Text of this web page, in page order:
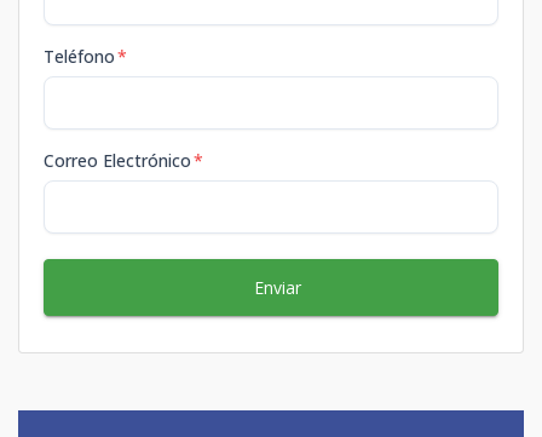
Teléfono*
Correo Electrónico*
Enviar